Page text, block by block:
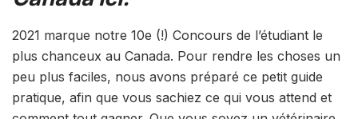
2021 marque notre 10e (!) Concours de l’étudiant le
plus chanceux au Canada. Pour rendre les choses un
peu plus faciles, nous avons préparé ce petit guide
pratique, afin que vous sachiez ce qui vous attend et